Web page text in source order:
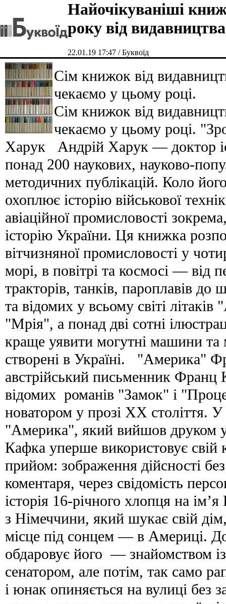
Найочікуваніші
року від
22.01.19 17:47 / Буквоїд
Сім книжок від
чекаємо у цьому році.
Сім книжок від
чекаємо у цьому році.
Харук Андрій Харук — доктор
понад 200 наукових, науково-
методичних публікацій. Коло
охоплює історію військової
авіаційної промисловості
історію України. Ця книжка
вітчизняної промисловості у
морі, в повітрі та космосі — від
тракторів, танків, пароплавів до
та відомих у всьому світі
"Мрія", а понад дві сотні
краще уявити могутні машини
створені в Україні. "Америка"
австрійський письменник Франц
відомих романів "Замок" і
новатором у прозі XX століття.
"Америка", який вийшов друком
Кафка уперше використовує свій
прийом: зображення дійсності
коментаря, через свідомість
історія 16-річного хлопця на
з Німеччини, який шукає свій
місце під сонцем — в Америці.
обдаровує його — знайомством
сенатором, але потім, так само
і юнак опиняється на вулиці без